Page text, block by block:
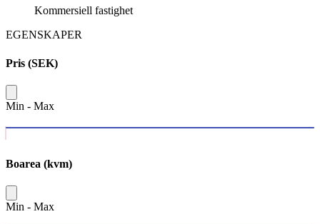
Kommersiell fastighet
EGENSKAPER
Pris (SEK)
Min - Max
Boarea (kvm)
Min - Max